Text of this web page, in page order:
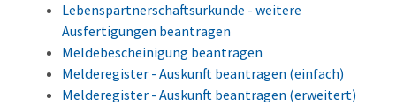
Lebenspartnerschaftsurkunde - weitere
Ausfertigungen beantragen
Meldebescheinigung beantragen
Melderegister - Auskunft beantragen (einfach)
Melderegister - Auskunft beantragen (erweitert)